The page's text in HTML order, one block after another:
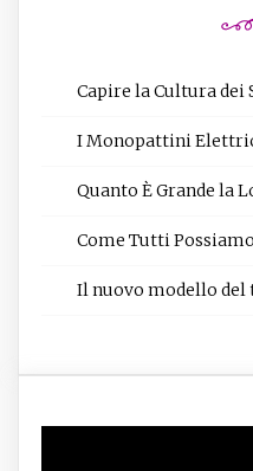
Capire la Cultura dei
I Monopattini
Quanto È Grande la
Come Tutti
Il nuovo modello